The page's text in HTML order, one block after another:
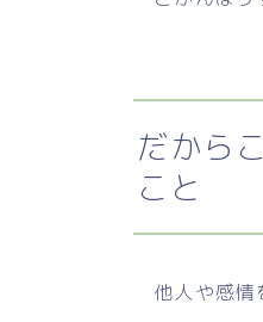
だから
こと
他人や感情